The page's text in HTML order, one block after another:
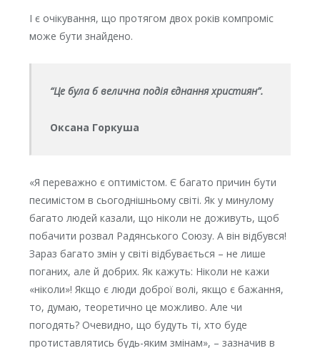
І є очікування, що протягом двох років компроміс
може бути знайдено.
“Це була б велична подія єднання християн”.
Оксана Горкуша
«Я переважно є оптимістом. Є багато причин бути
песимістом в сьогоднішньому світі. Як у минулому
багато людей казали, що ніколи не доживуть, щоб
побачити розвал Радянського Союзу. А він відбувся!
Зараз багато змін у світі відбувається – не лише
поганих, але й добрих. Як кажуть: Ніколи не кажи
«ніколи»! Якщо є люди доброї волі, якщо є бажання,
то, думаю, теоретично це можливо. Але чи
погодять? Очевидно, що будуть ті, хто буде
протиставлятись будь-яким змінам», – зазначив в